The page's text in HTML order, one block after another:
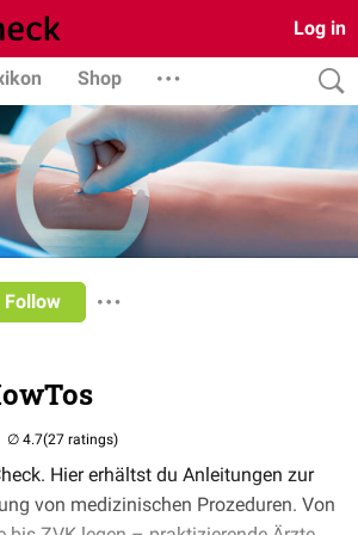
Log in
Shop
Follow
(27 ratings)
Hier erhältst du Anleitungen zur
von medizinischen Prozeduren. Von